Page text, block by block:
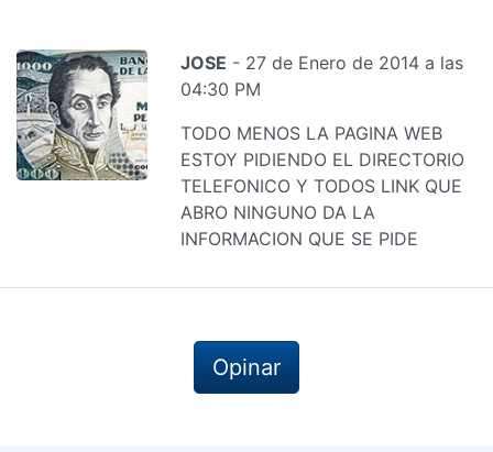
JOSE - 27 de Enero de 2014 a las
04:30 PM
TODO MENOS LA PAGINA WEB
ESTOY PIDIENDO EL DIRECTORIO
TELEFONICO Y TODOS LINK QUE
ABRO NINGUNO DA LA
INFORMACION QUE SE PIDE
Opinar